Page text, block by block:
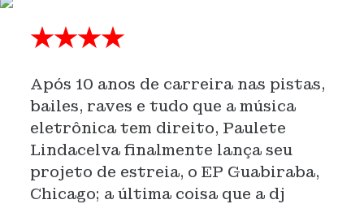
★★★★
Após 10 anos de carreira nas pistas,
bailes, raves e tudo que a música
eletrônica tem direito, Paulete
Lindacelva finalmente lança seu
projeto de estreia, o EP Guabiraba,
Chicago; a última coisa que a dj